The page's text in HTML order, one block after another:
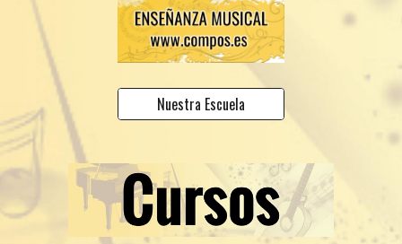
Nuestra Escuela